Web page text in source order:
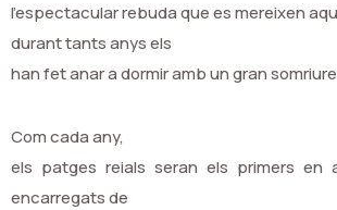
l’espectacular rebuda que es mereixen
durant tants anys els
han fet anar a dormir amb un gran
Com cada any,
els patges reials seran els primers en
encarregats de